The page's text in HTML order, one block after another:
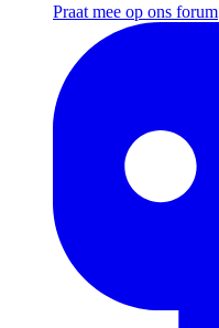
Praat mee op ons forum